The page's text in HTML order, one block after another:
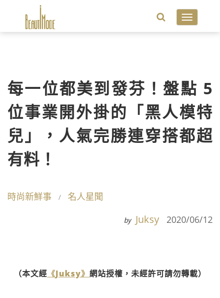
Toggle
每一位都美到發芬！盤點 5
位事業開外掛的「黑人模特
兒」，人氣完勝連穿搭都超
有料！
時尚新鮮事 名人星聞
by Juksy 2020/06/12
（本文經 《Juksy》 網站授權，未經許可請勿轉載）